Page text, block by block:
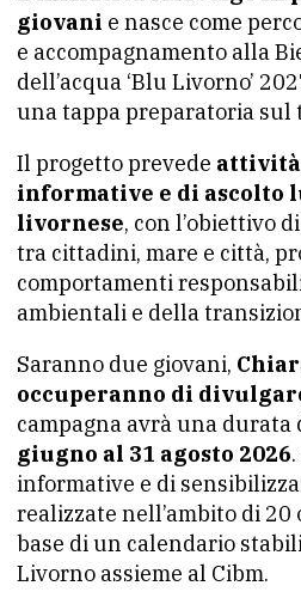
giovani e nasce come
e accompagnamento alla
dell’acqua ‘Blu Livorno’
una tappa preparatoria sul
Il progetto prevede
informative e di ascolto
livornese, con l’obiettivo
tra cittadini, mare e città,
comportamenti
ambientali e della
Saranno due giovani,
occuperanno di
campagna avrà una durata
giugno al 31 agosto 2026
informative e di
realizzate nell’ambito di
base di un calendario
Livorno assieme al Cibm.